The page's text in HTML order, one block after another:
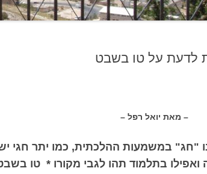
לדעת על טו בשבט
רפל –
"חג" במשמעות ההלכתית, כמו יתר חגי
ואפילו בתלמוד תהו לגבי מקורו * טו